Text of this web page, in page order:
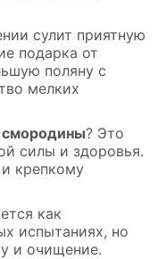
сулит приятную
подарка от
поляну с
мелких
смородины? Это
силы и здоровья.
крепкому
как
испытаниях, но
и очищение.